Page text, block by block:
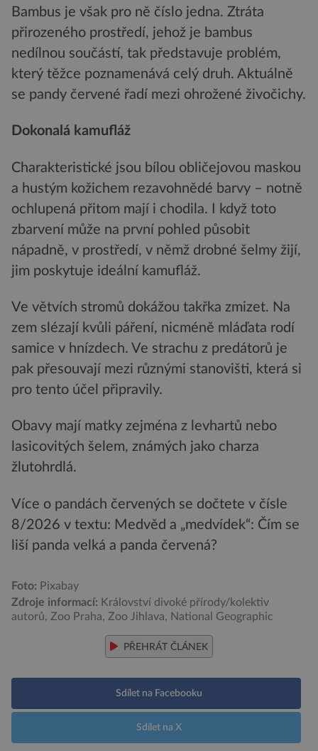
Bambus je však pro ně číslo jedna. Ztráta
přirozeného prostředí, jehož je bambus
nedílnou součástí, tak představuje problém,
který těžce poznamenává celý druh. Aktuálně
se pandy červené řadí mezi ohrožené živočichy.
Dokonalá kamufláž
Charakteristické jsou bílou obličejovou maskou
a hustým kožichem rezavohnědé barvy – notně
ochlupená přitom mají i chodila. I když toto
zbarvení může na první pohled působit
nápadně, v prostředí, v němž drobné šelmy žijí,
jim poskytuje ideální kamufláž.
Ve větvích stromů dokážou takřka zmizet. Na
zem slézají kvůli páření, nicméně mláďata rodí
samice v hnízdech. Ve strachu z predátorů je
pak přesouvají mezi různými stanovišti, která si
pro tento účel připravily.
Obavy mají matky zejména z levhartů nebo
lasicovitých šelem, známých jako charza
žlutohrdlá.
Více o pandách červených se dočtete v čísle
8/2026 v textu: Medvěd a „medvídek“: Čím se
liší panda velká a panda červená?
Foto: Pixabay
Zdroje informací: Království divoké přírody/kolektiv
autorů, Zoo Praha, Zoo Jihlava, National Geographic
PŘEHRÁT ČLÁNEK
Sdílet na Facebooku
Sdílet na X